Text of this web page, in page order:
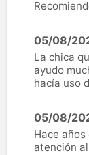
05/08/
La chica
ayudo
hacía uso
05/08/
Hace
atención